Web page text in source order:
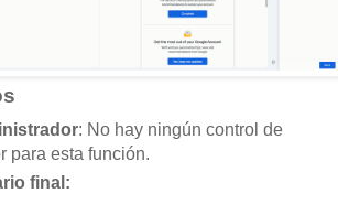
: No hay ningún control de
para esta función.
final: